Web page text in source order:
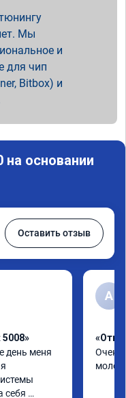
Мы
и
для чип
Bitbox) и
на основании
Оставить отзыв
день меня
себя
А
Очень